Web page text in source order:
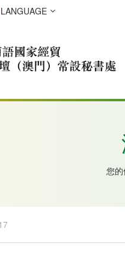
巴西 佛得角
LANGUAGE
您的